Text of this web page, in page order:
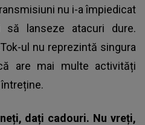
nu i-a împiedicat
lanseze atacuri dure.
ul nu reprezintă singura
are mai multe activități
dați cadouri. Nu vreți,